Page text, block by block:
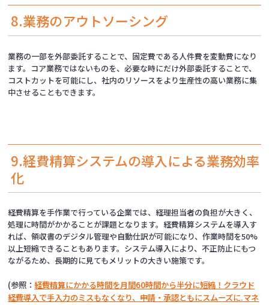
8.業務のアウトソーシング
業務の一部を外部委託することで、固定費である人件費を変動費になり
ます。コア業務ではないものを、必要な時にだけ外部委託することで、
コストカットを可能にし、社内のリソースをより生産性の高い業務に集
中させることもできます。
9.経費精算システムの導入による業務効率
化
経費精算を手作業で行っている企業では、経理担当者の負担が大きく、
処理に時間がかかることが課題となります。経費精算システムを導入す
れば、領収書のデジタル管理や自動仕訳が可能になり、作業時間を50%
以上短縮できることもあります。システム導入により、不正防止にもつ
ながるため、長期的に見てもメリットの大きい施策です。
(参照：経費精算にかかる時間を月間60時間から半分に短縮！クラウド
経費導入で手入力のミスもなくなり、申請・承認ともにスムーズに.マネ